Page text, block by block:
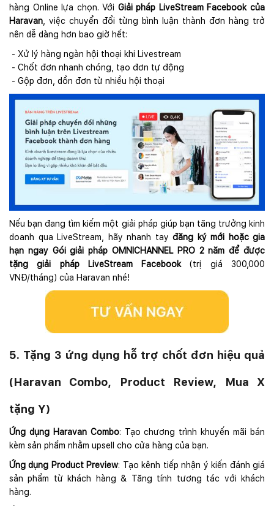
hàng Online lựa chọn. Với Giải pháp LiveStream Facebook của
Haravan , việc chuyển đổi từng bình luận thành đơn hàng trở
nên dễ dàng hơn bao giờ hết:
- Xử lý hàng ngàn hội thoại khi Livestream
- Chốt đơn nhanh chóng, tạo đơn tự động
- Gộp đơn, dồn đơn từ nhiều hội thoại
Nếu bạn đang tìm kiếm một giải pháp giúp bạn tăng trưởng kinh
doanh qua LiveStream, hãy nhanh tay đăng ký mới hoặc gia
hạn ngay Gói giải pháp OMNICHANNEL PRO 2 năm để được
tặng giải pháp LiveStream Facebook(trị giá 300,000
VNĐ/tháng) của Haravan nhé!
5. Tặng 3 ứng dụng hỗ trợ chốt đơn hiệu quả
(Haravan Combo, Product Review, Mua X
tặng Y)
Ứng dụng Haravan Combo: Tạo chương trình khuyến mãi bán
kèm sản phẩm nhằm upsell cho cửa hàng của bạn.
Ứng dụng Product Preview: Tạo kênh tiếp nhận ý kiến đánh giá
sản phẩm từ khách hàng & Tăng tính tương tác với khách
hàng.